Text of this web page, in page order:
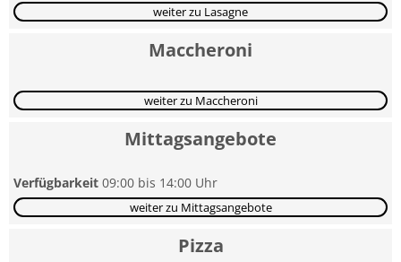
weiter zu Lasagne
Maccheroni
weiter zu Maccheroni
Mittagsangebote
Verfügbarkeit 09:00 bis 14:00 Uhr
weiter zu Mittagsangebote
Pizza